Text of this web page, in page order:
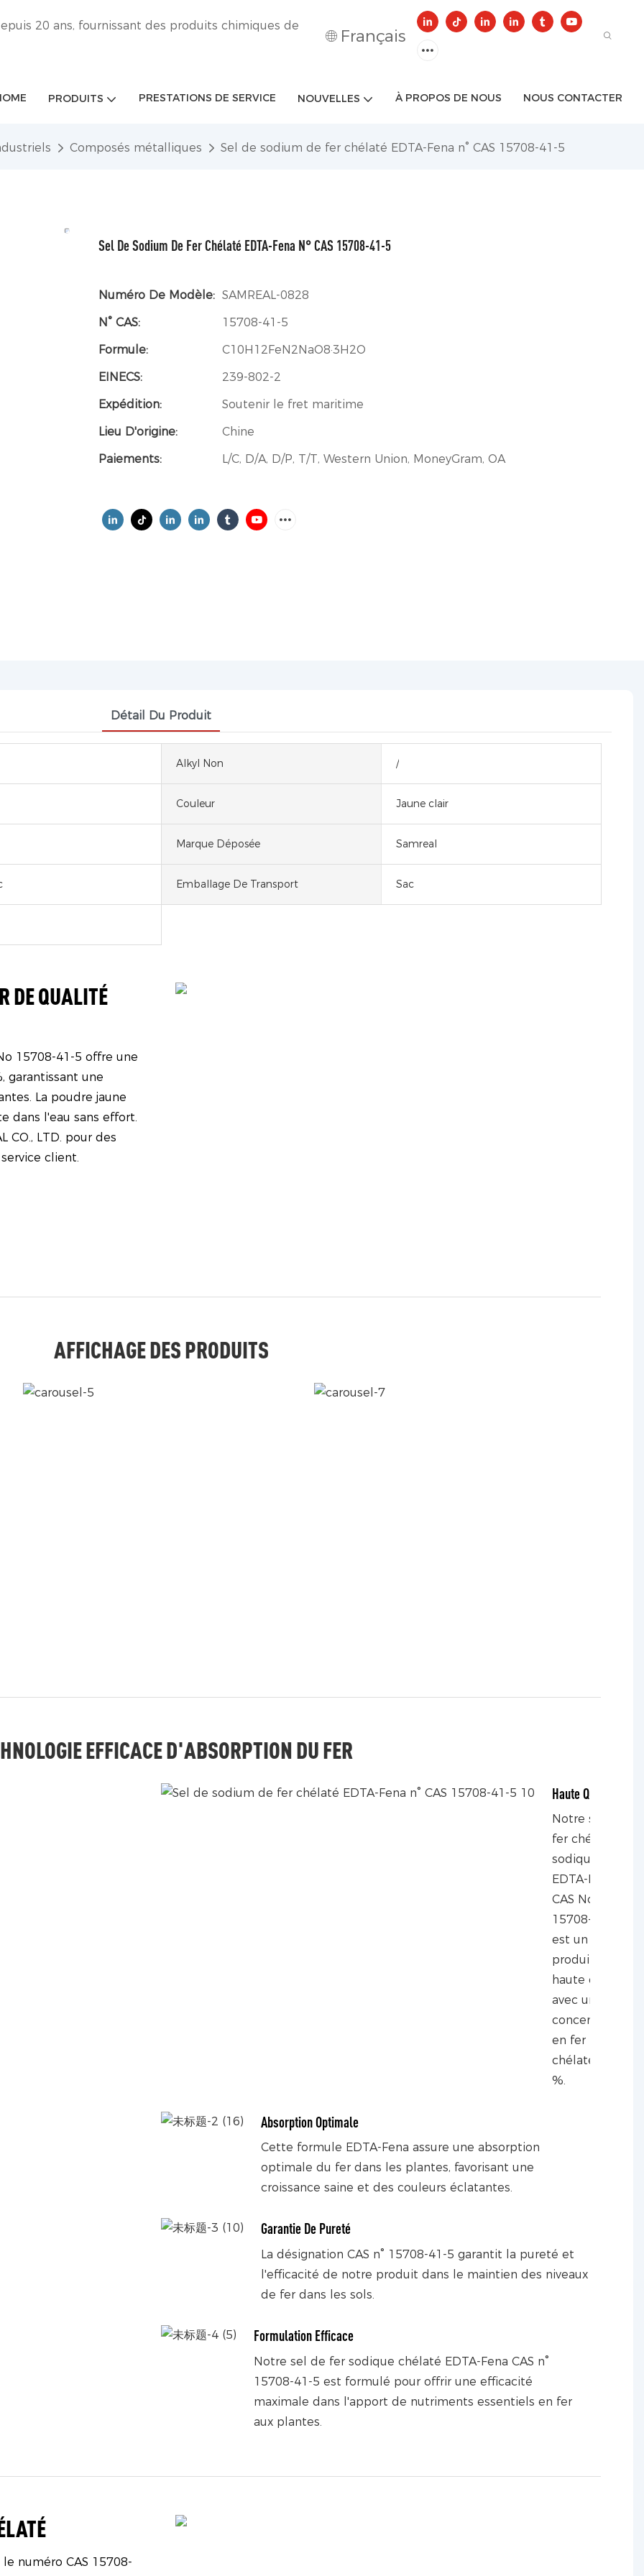
20 ans, fournissant des produits chimiques de Français
PRODUITS PRESTATIONS DE SERVICE NOUVELLES À PROPOS DE NOUS NOUS CONTACTER
Composés métalliques Sel de sodium de fer chélaté EDTA-Fena n° CAS 15708-41-5
Sel De Sodium De Fer Chélaté EDTA-Fena N° CAS 15708-41-5
Numéro De Modèle: SAMREAL-0828
N° CAS:
15708-41-5
Formule:
C10H12FeN2NaO8·3H2O
EINECS:
239-802-2
Expédition:
Soutenir le fret maritime
Lieu D'origine:
Chine
Paiements:
L/C, D/A, D/P, T/T, Western Union, MoneyGram, OA
Détail Du Produit
Alkyl Non /
Couleur Jaune clair
Marque Déposée Samreal
Emballage De Transport Sac
DE QUALITÉ
15708-41-5 offre une
garantissant une
La poudre jaune
dans l'eau sans effort.
CO., LTD. pour des
client.
AFFICHAGE DES PRODUITS
EFFICACE D'ABSORPTION DU FER
Haute Qualité
Notre sel de
fer chélaté
sodique
EDTA-Fena
CAS No
15708-41-5
est un
produit de
haute qualité
avec une
concentration
en fer
chélaté de 13
%.
Absorption Optimale
Cette formule EDTA-Fena assure une absorption
optimale du fer dans les plantes, favorisant une
croissance saine et des couleurs éclatantes.
Garantie De Pureté
La désignation CAS n° 15708-41-5 garantit la pureté et
l'efficacité de notre produit dans le maintien des niveaux
de fer dans les sols.
Formulation Efficace
Notre sel de fer sodique chélaté EDTA-Fena CAS n°
15708-41-5 est formulé pour offrir une efficacité
maximale dans l'apport de nutriments essentiels en fer
aux plantes.
numéro CAS 15708-